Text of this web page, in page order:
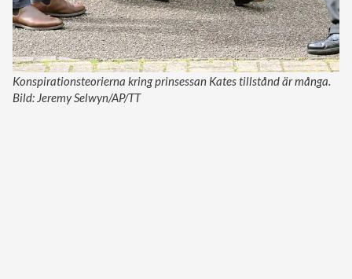
Konspirationsteorierna kring prinsessan Kates tillstånd är många.
Bild: Jeremy Selwyn/AP/TT